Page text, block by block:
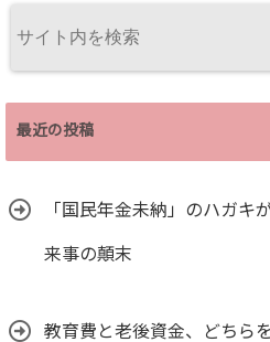
最近の投稿
「国民年金未納」のハガキ
来事の顛末
教育費と老後資金、どちら